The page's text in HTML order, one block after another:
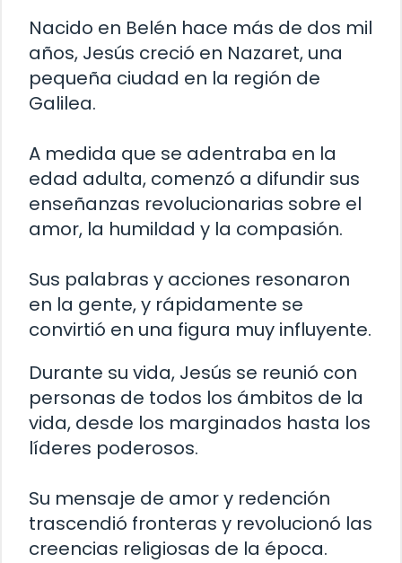
Nacido en Belén hace más de dos mil
años, Jesús creció en Nazaret, una
pequeña ciudad en la región de
Galilea.
A medida que se adentraba en la
edad adulta, comenzó a difundir sus
enseñanzas revolucionarias sobre el
amor, la humildad y la compasión.
Sus palabras y acciones resonaron
en la gente, y rápidamente se
convirtió en una figura muy influyente.
Durante su vida, Jesús se reunió con
personas de todos los ámbitos de la
vida, desde los marginados hasta los
líderes poderosos.
Su mensaje de amor y redención
trascendió fronteras y revolucionó las
creencias religiosas de la época.